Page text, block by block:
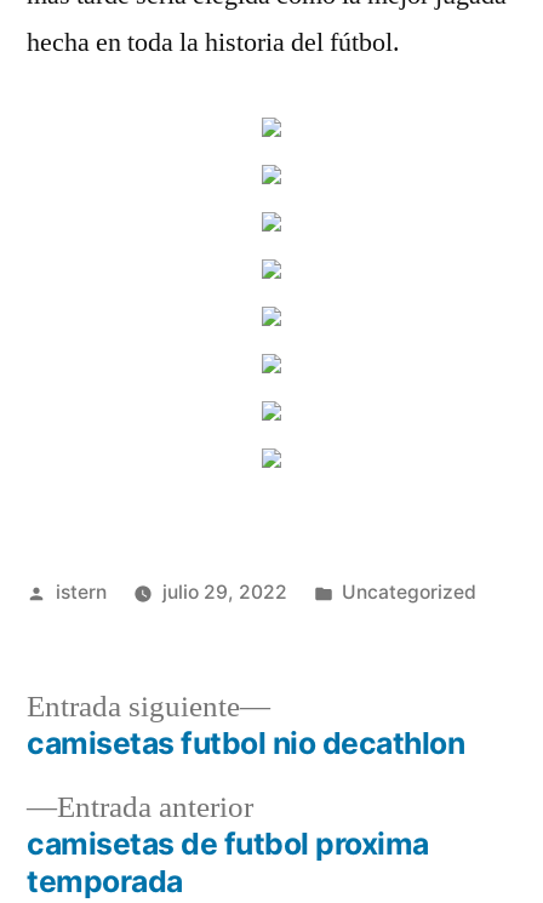
hecha en toda la historia del fútbol.
Publicado
istern julio 29, 2022
Publicado
Uncategorized
Navegación
de
entradas
Entrada anteriorEntrada
anterior:
camisetas de futbol proxima
temporada
Entrada siguiente
Entrada
siguiente:
camisetas futbol nio decathlon